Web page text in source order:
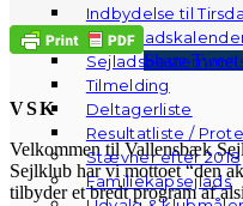
Indbydelse til
Tilmelding
Deltagerliste
Resultatliste /
Stævner efter 2018
Familiekapsejlads
Share Tweet
VSK
Velkommen til Vallensbæk
Sejlklub har vi mottoet “den
tilbyder et bredt program af